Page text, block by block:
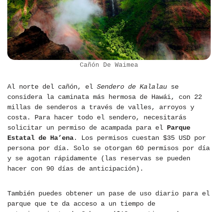
Cañón De Waimea
Al norte del cañón, el Sendero de Kalalau se
considera la caminata más hermosa de Hawái, con 22
millas de senderos a través de valles, arroyos y
costa. Para hacer todo el sendero, necesitarás
solicitar un permiso de acampada para el Parque
Estatal de Ha’ena. Los permisos cuestan $35 USD por
persona por día. Solo se otorgan 60 permisos por día
y se agotan rápidamente (las reservas se pueden
hacer con 90 días de anticipación).
También puedes obtener un pase de uso diario para el
parque que te da acceso a un tiempo de